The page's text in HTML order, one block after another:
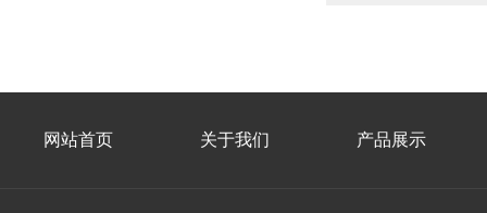
网站首页 关于我们 产品展示